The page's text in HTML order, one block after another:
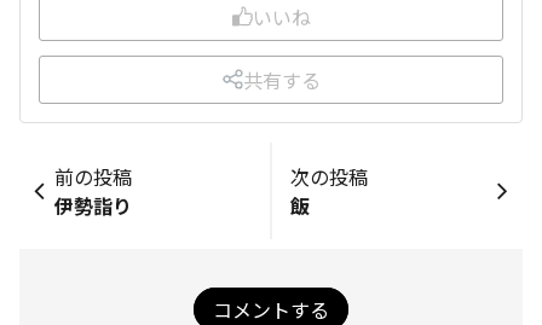
いいね
共有する
前の投稿
伊勢詣り
次の投稿
飯
コメントする